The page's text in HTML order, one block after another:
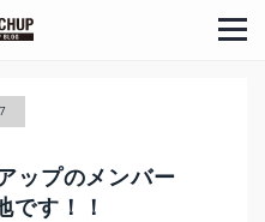
ップのメンバー
です！！